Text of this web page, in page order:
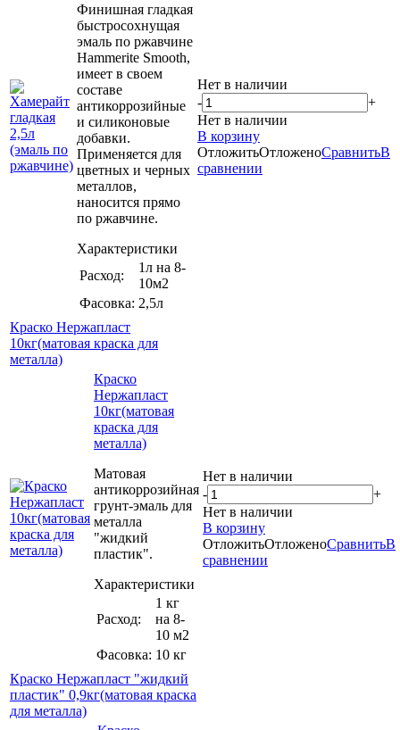
Финишная гладкая
быстросохнущая
эмаль по ржавчине
Hammerite Smooth,
имеет в своем
составе
антикоррозийные
и силиконовые
добавки.
Применяется для
цветных и черных
металлов,
наносится прямо
по ржавчине.
Характеристики
Расход:
1л на 8-
10м2
Фасовка: 2,5л
Нет в наличии
-
+
Нет в наличии
В корзину
ОтложитьОтложеноСравнитьВ
сравнении
Краско Нержапласт
10кг(матовая краска для
металла)
Краско
Нержапласт
10кг(матовая
краска для
металла)
Матовая
антикоррозийная
грунт-эмаль для
металла
"жидкий
пластик".
Характеристики
Расход:
1 кг
на 8-
10 м2
Фасовка: 10 кг
Нет в наличии
-
+
Нет в наличии
В корзину
ОтложитьОтложеноСравнитьВ
сравнении
Краско Нержапласт "жидкий
пластик" 0,9кг(матовая краска
для металла)